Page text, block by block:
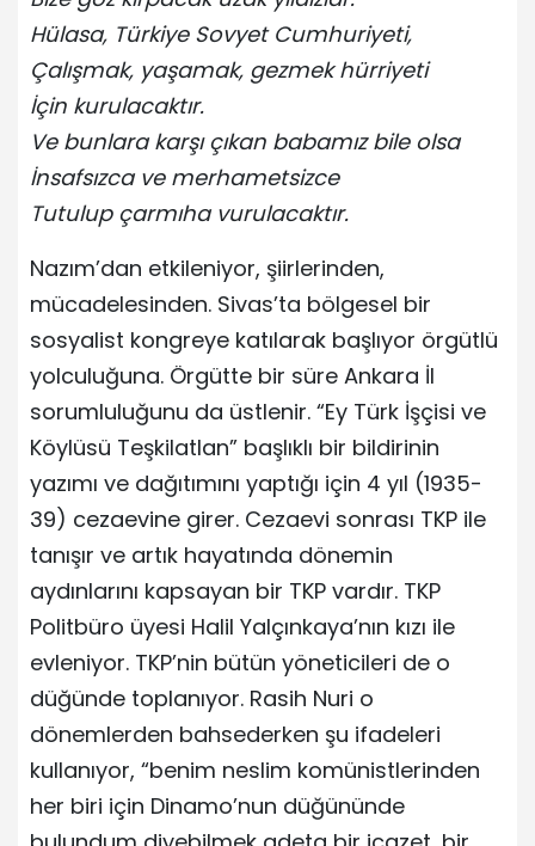
Hülasa, Türkiye Sovyet Cumhuriyeti,
Çalışmak, yaşamak, gezmek hürriyeti
İçin kurulacaktır.
Ve bunlara karşı çıkan babamız bile olsa
İnsafsızca ve merhametsizce
Tutulup çarmıha vurulacaktır.
Nazım’dan etkileniyor, şiirlerinden,
mücadelesinden. Sivas’ta bölgesel bir
sosyalist kongreye katılarak başlıyor örgütlü
yolculuğuna. Örgütte bir süre Ankara İl
sorumluluğunu da üstlenir. “Ey Türk İşçisi ve
Köylüsü Teşkilatlan” başlıklı bir bildirinin
yazımı ve dağıtımını yaptığı için 4 yıl (1935-
39) cezaevine girer. Cezaevi sonrası TKP ile
tanışır ve artık hayatında dönemin
aydınlarını kapsayan bir TKP vardır. TKP
Politbüro üyesi Halil Yalçınkaya’nın kızı ile
evleniyor. TKP’nin bütün yöneticileri de o
düğünde toplanıyor. Rasih Nuri o
dönemlerden bahsederken şu ifadeleri
kullanıyor, “benim neslim komünistlerinden
her biri için Dinamo’nun düğününde